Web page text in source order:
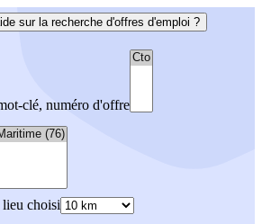
sur la recherche d'offres d'emploi ?
clé, numéro d'offre
choisi